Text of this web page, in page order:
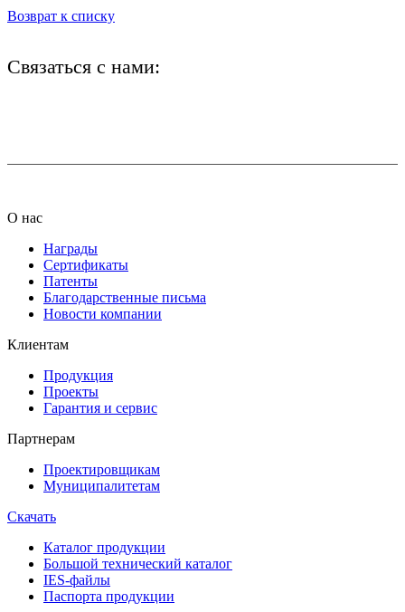
Возврат к списку
Связаться с нами:
О нас
Награды
Сертификаты
Патенты
Благодарственные письма
Новости компании
Клиентам
Продукция
Проекты
Гарантия и сервис
Партнерам
Проектировщикам
Муниципалитетам
Скачать
Каталог продукции
Большой технический каталог
IES-файлы
Паспорта продукции